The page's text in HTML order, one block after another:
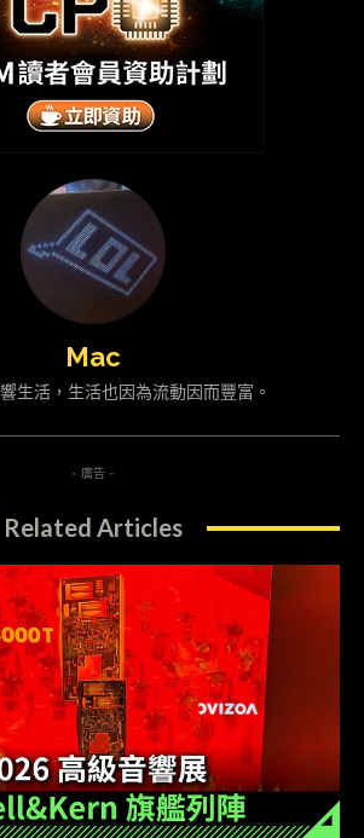
Mac
生活，生活也因為流動因而豐富。
- 廣告 -
Related Articles